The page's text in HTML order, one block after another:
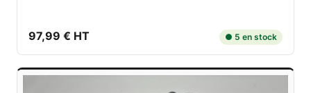
97,99 € HT ● 5 en stock